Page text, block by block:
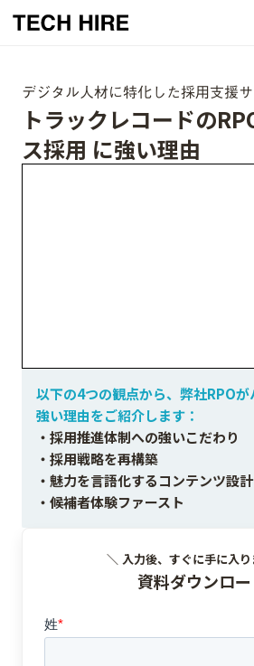
デジタル人材に特化した採用支援
トラックレコードの
ス採用 に強い理由
以下の4つの観点から、弊社RPOが
強い理由をご紹介します：
・採用推進体制への強いこだわり
・採用戦略を再構築
・魅力を言語化するコンテンツ設計
・候補者体験ファースト
＼ 入力後、すぐに手に入
資料ダウンロ